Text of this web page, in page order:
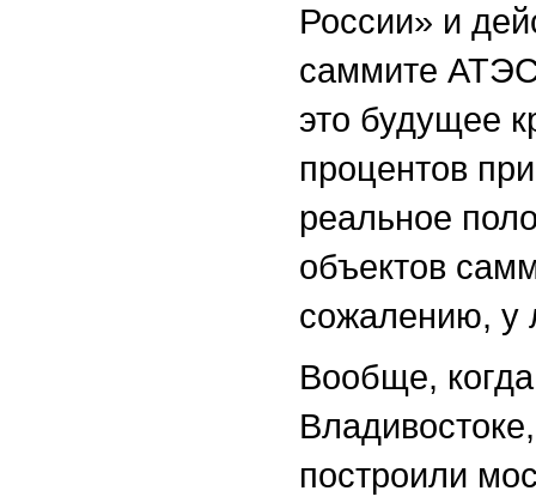
России» и
саммите
это будущее
процентов
реальное
объектов
сожалению, у
Вообще,
построили